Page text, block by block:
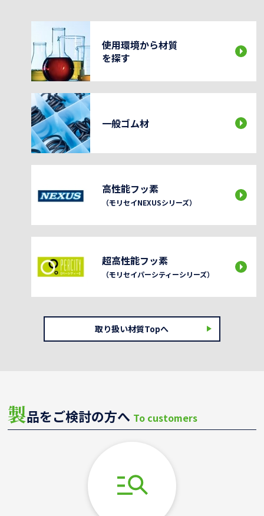
使用環境から材質
を探す
一般ゴム材
高性能フッ素
（モリセイNEXUSシリーズ）
超高性能フッ素
（モリセイパーシティーシリーズ）
取り扱い材質Topへ
製品をご検討の方へ To customers